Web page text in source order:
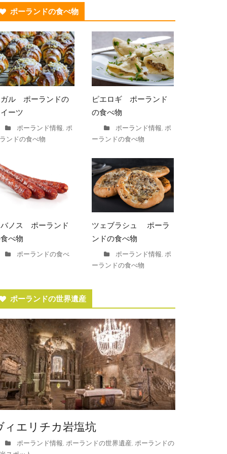
ポーランドの食べ物
ル ポーランドの
ーツ
ポーランド情報 ポ
ンドの食べ物
ピエロギ ポーランド
の食べ物
ポーランド情報 ポ
ーランドの食べ物
ノス ポーランド
べ物
ポーランドの食べ
ツェブラシュ ポーラ
ンドの食べ物
ポーランド情報,ポ
ーランドの食べ物
ポーランドの世界遺産
ィエリチカ岩塩坑
ポーランド情報, ポーランドの世界遺産, ポーランドの